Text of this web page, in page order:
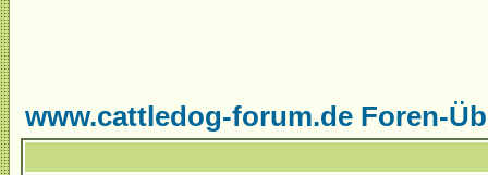
www.cattledog-forum.de Foren-